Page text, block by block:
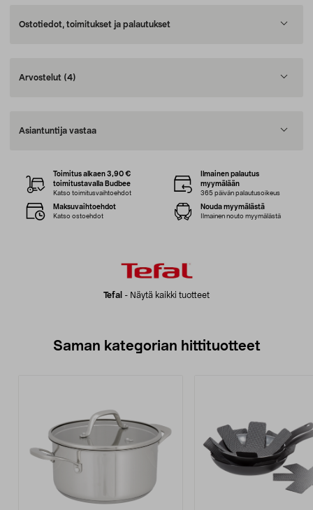
Ostotiedot, toimitukset ja palautukset
Arvostelut (4)
Asiantuntija vastaa
Tefal - Näytä kaikki tuotteet
Toimitus alkaen 3,90 €
toimitustavalla Budbee
Katso toimitusvaihtoehdot
Ilmainen palautus
myymälään
365 päivän palautusoikeus
Maksuvaihtoehdot
Katso ostoehdot
Nouda myymälästä
Ilmainen nouto myymälästä
Saman kategorian hittituotteet